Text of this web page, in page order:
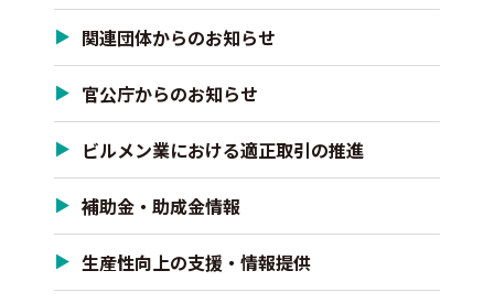
関連団体からのお知らせ
官公庁からのお知らせ
ビルメン業における適正取引の推進
補助金・助成金情報
生産性向上の支援・情報提供